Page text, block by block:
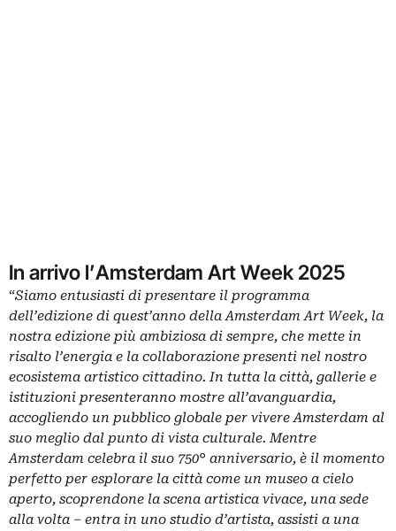
In arrivo l’Amsterdam Art Week 2025
“Siamo entusiasti di presentare il programma
dell’edizione di quest’anno della Amsterdam Art Week, la
nostra edizione più ambiziosa di sempre, che mette in
risalto l’energia e la collaborazione presenti nel nostro
ecosistema artistico cittadino. In tutta la città, gallerie e
istituzioni presenteranno mostre all’avanguardia,
accogliendo un pubblico globale per vivere Amsterdam al
suo meglio dal punto di vista culturale. Mentre
Amsterdam celebra il suo 750° anniversario, è il momento
perfetto per esplorare la città come un museo a cielo
aperto, scoprendone la scena artistica vivace, una sede
alla volta – entra in uno studio d’artista, assisti a una